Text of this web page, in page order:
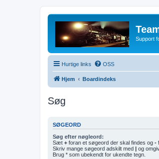
Support
Hurtige links OSS
Hjem Boardindeks
Søg
SØGEORD
Søg efter nøgleord:
Sæt + foran et søgeord der skal findes og -
Skriv mange søgeord adskilt med | og
Brug * som ubekendt for ukendte tegn.